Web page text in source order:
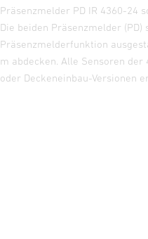
Präsenzmelder PD IR 4360-24
Die beiden Präsenzmelder
Präsenzmelderfunktion
m abdecken. Alle Sensoren
oder Deckeneinbau-Versionen